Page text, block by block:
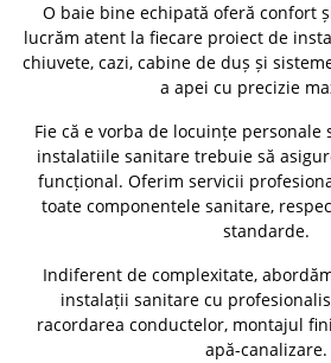
O baie bine echipată oferă confort
lucrăm atent la fiecare proiect de
chiuvete, cazi, cabine de duș și
a apei cu precizie
Fie că e vorba de locuințe personale
instalatiile sanitare trebuie să
funcțional. Oferim servicii
toate componentele sanitare,
standarde.
Indiferent de complexitate,
instalații sanitare cu
racordarea conductelor, montajul
apă-canalizare.